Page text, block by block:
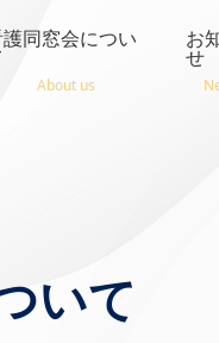
同窓会につい
About us
お
せ
いて